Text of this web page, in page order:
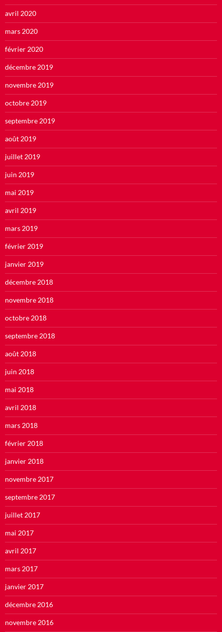
avril 2020
mars 2020
février 2020
décembre 2019
novembre 2019
octobre 2019
septembre 2019
août 2019
juillet 2019
juin 2019
mai 2019
avril 2019
mars 2019
février 2019
janvier 2019
décembre 2018
novembre 2018
octobre 2018
septembre 2018
août 2018
juin 2018
mai 2018
avril 2018
mars 2018
février 2018
janvier 2018
novembre 2017
septembre 2017
juillet 2017
mai 2017
avril 2017
mars 2017
janvier 2017
décembre 2016
novembre 2016